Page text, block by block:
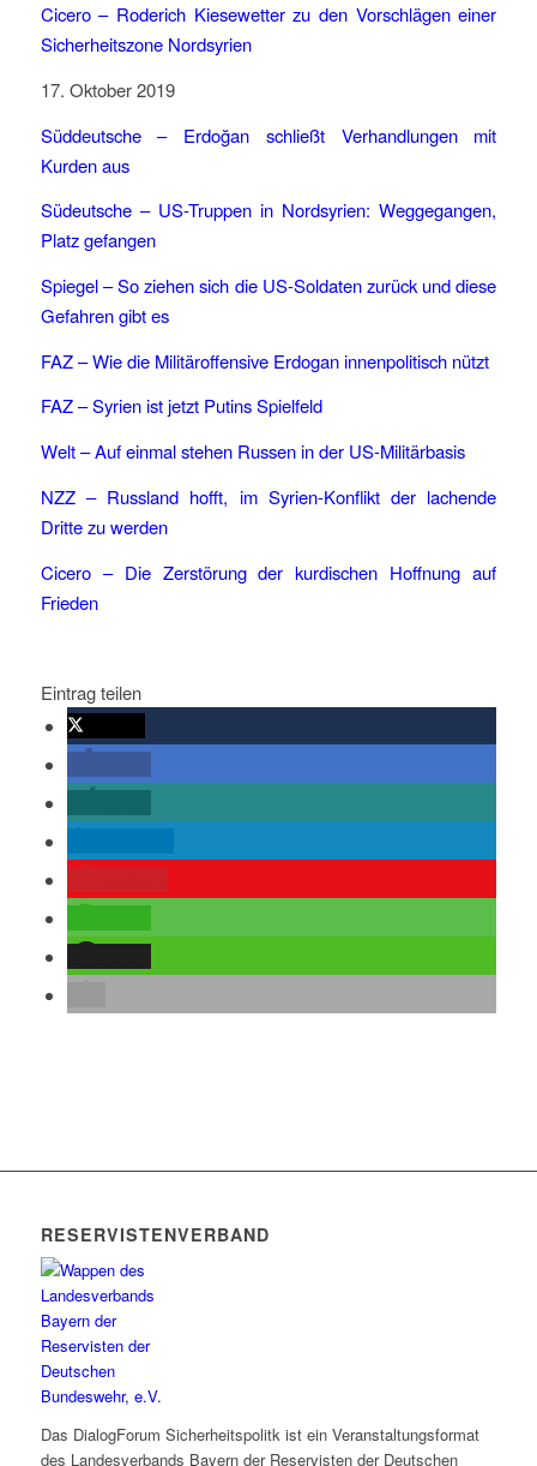
Cicero – Roderich Kiesewetter zu den Vorschlägen einer
Sicherheitszone Nordsyrien
17. Oktober 2019
Süddeutsche – Erdoğan schließt Verhandlungen mit
Kurden aus
Südeutsche – US-Truppen in Nordsyrien:Weggegangen,
Platz gefangen
Spiegel –So ziehen sich die US-Soldaten zurück und diese
Gefahren gibt es
FAZ –Wie die Militäroffensive Erdogan innenpolitisch nützt
FAZ –Syrien ist jetzt Putins Spielfeld
Welt – Auf einmal stehen Russen in der US-Militärbasis
NZZ – Russland hofft, im Syrien-Konflikt der lachende
Dritte zu werden
Cicero – Die Zerstörung der kurdischen Hoffnung auf
Frieden
Eintrag teilen
RESERVISTENVERBAND
Das DialogForum Sicherheitspolitk ist ein Veranstaltungsformat
des Landesverbands Bayern der Reservisten der Deutschen